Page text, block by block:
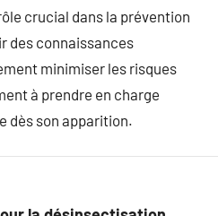
crucial dans la prévention
des connaissances
minimiser les risques
à prendre en charge
dès son apparition.